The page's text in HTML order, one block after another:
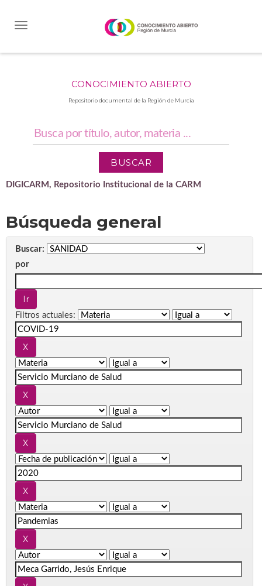
CONOCIMIENTO ABIERTO
Repositorio documental de la Región de Murcia
DIGICARM, Repositorio Institucional de la CARM
Búsqueda general
Buscar:
por
Filtros actuales: